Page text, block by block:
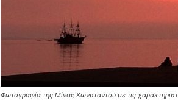
Φωτογραφία της Μίνας Κωνσταντού με τις